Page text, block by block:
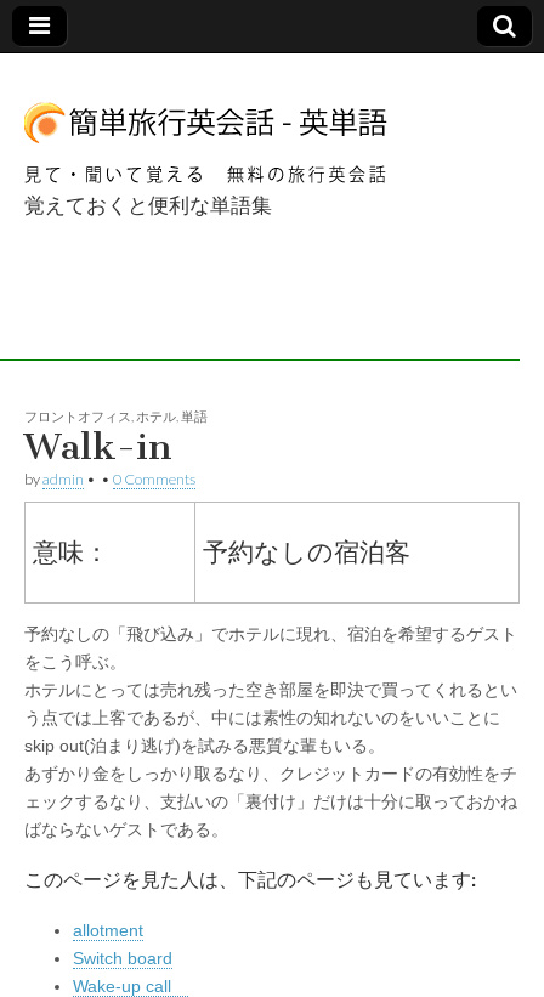
覚えておくと便利な単語集
フロントオフィス ホテル 単語
Walk-in
byadmin • • 0 Comments
意味： 予約なしの宿泊客
予約なしの「飛び込み」でホテルに現れ、宿泊を希望するゲスト
をこう呼ぶ。
ホテルにとっては売れ残った空き部屋を即決で買ってくれるとい
う点では上客であるが、中には素性の知れないのをいいことに
skip out(泊まり逃げ)を試みる悪質な輩もいる。
あずかり金をしっかり取るなり、クレジットカードの有効性をチ
ェックするなり、支払いの「裏付け」だけは十分に取っておかね
ばならないゲストである。
このページを見た人は、下記のページも見ています:
allotment
Switch board
Wake-up call